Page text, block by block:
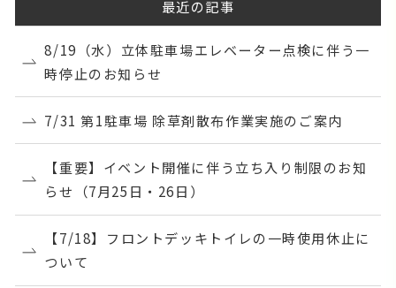
最近の記事
8/19（水）立体駐車場エレベーター点検に伴う一
時停止のお知らせ
7/31 第1駐車場 除草剤散布作業実施のご案内
【重要】イベント開催に伴う立ち入り制限のお知
らせ（7月25日・26日）
【7/18】フロントデッキトイレの一時使用休止に
ついて